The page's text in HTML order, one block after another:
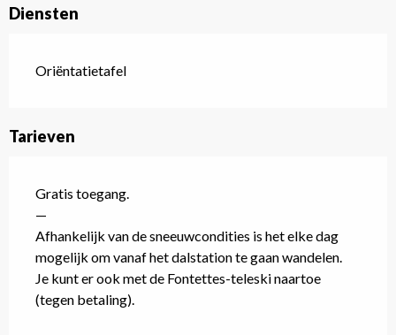
Diensten
Oriëntatietafel
Tarieven
Gratis toegang.
—
Afhankelijk van de sneeuwcondities is het elke dag
mogelijk om vanaf het dalstation te gaan wandelen.
Je kunt er ook met de Fontettes-teleski naartoe
(tegen betaling).